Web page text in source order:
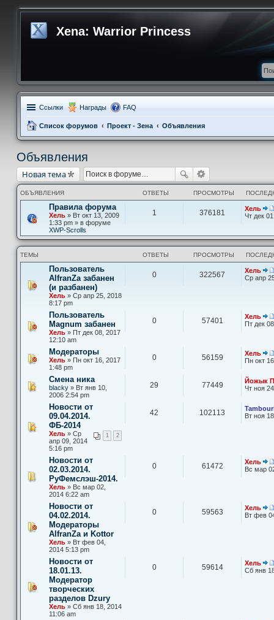
Xena: Warrior Princess
Ссылки Награды FAQ
Список форумов Проект - Зена Объявления
Объявления
Новая тема
ОБЪЯВЛЕНИЯ ОТВЕТЫ ПРОСМОТРЫ
Правила форума
Хель » Вт окт 13, 2009
1:33 pm » в форуме
XWP-Scrolls
1 376181
Хель
Чт дек
ТЕМЫ ОТВЕТЫ ПРОСМОТРЫ
Пользователь
AlfranZa забанен
(и разбанен)
Хель » Ср апр 25, 2018
8:17 pm
0 322567
Хель
Ср апр
Пользователь
Magnum забанен
Хель » Пт дек 08, 2017
12:10 am
0 57401
Хель
Пт дек
Модераторы
Хель » Пн окт 16, 2017
1:48 pm
0 56159
Хель
Пн окт
Смена ника
blacky » Вт янв 10,
2006 2:54 pm
29 77449
Йожык
Чт ноя
Новости от
09.04.2014.
ФБ-2014
1 2
Хель » Ср
апр 09, 2014
5:16 pm
42 102113
Вт ноя
Новости от
02.03.2014.
РуФемслэш-2014.
Хель » Вс мар 02,
2014 6:22 am
0 61472
Хель
Вс мар
Новости от
04.02.2014.
Модераторы
AlfranZa и Kottor
Хель » Вт фев 04,
2014 5:13 pm
0 59563
Хель
Вт фев
Новости от
18.01.13.
Модератор
творческих
разделов Dzury
Хель » Сб янв 18, 2014
11:06 am
0 59614
Хель
Сб янв